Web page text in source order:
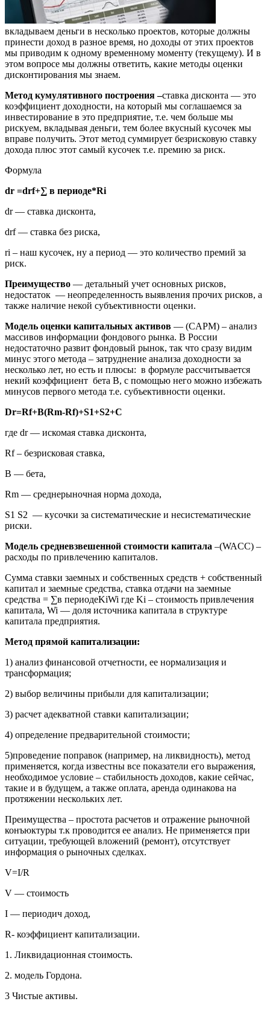
вкладываем деньги в несколько проектов, которые должны
принести доход в разное время, но доходы от этих проектов
мы приводим к одному временному моменту (текущему). И в
этом вопросе мы должны ответить, какие методы оценки
дисконтирования мы знаем.
Метод кумулятивного построения –ставка дисконта — это
коэффициент доходности, на который мы соглашаемся за
инвестирование в это предприятие, т.е. чем больше мы
рискуем, вкладывая деньги, тем более вкусный кусочек мы
вправе получить. Этот метод суммирует безрисковую ставку
дохода плюс этот самый кусочек т.е. премию за риск.
Формула
dr =drf+∑ в периоде*Ri
dr — ставка дисконта,
drf — ставка без риска,
ri – наш кусочек, ну а период — это количество премий за
риск.
Преимущество — детальный учет основных рисков,
недостаток — неопределенность выявления прочих рисков, а
также наличие некой субъективности оценки.
Модель оценки капитальных активов — (CAPM) – анализ
массивов информации фондового рынка. В России
недостаточно развит фондовый рынок, так что сразу видим
минус этого метода – затруднение анализа доходности за
несколько лет, но есть и плюсы: в формуле рассчитывается
некий коэффициент бета В, с помощью него можно избежать
минусов первого метода т.е. субъективности оценки.
Dr=Rf+B(Rm-Rf)+S1+S2+C
где dr — искомая ставка дисконта,
Rf – безрисковая ставка,
В — бета,
Rm — среднерыночная норма дохода,
S1 S2 — кусочки за систематические и несистематические
риски.
Модель средневзвешенной стоимости капитала –(WACC) –
расходы по привлечению капиталов.
Сумма ставки заемных и собственных средств + собственный
капитал и заемные средства, ставка отдачи на заемные
средства = ∑в периодеKiWi где Ki – стоимость привлечения
капитала, Wi — доля источника капитала в структуре
капитала предприятия.
Метод прямой капитализации:
1) анализ финансовой отчетности, ее нормализация и
трансформация;
2) выбор величины прибыли для капитализации;
3) расчет адекватной ставки капитализации;
4) определение предварительной стоимости;
5)проведение поправок (например, на ликвидность), метод
применяется, когда известны все показатели его выражения,
необходимое условие – стабильность доходов, какие сейчас,
такие и в будущем, а также оплата, аренда одинакова на
протяжении нескольких лет.
Преимущества – простота расчетов и отражение рыночной
конъюктуры т.к проводится ее анализ. Не применяется при
ситуации, требующей вложений (ремонт), отсутствует
информация о рыночных сделках.
V=I/R
V — стоимость
I — периодич доход,
R- коэффициент капитализации.
1. Ликвидационная стоимость.
2. модель Гордона.
3 Чистые активы.